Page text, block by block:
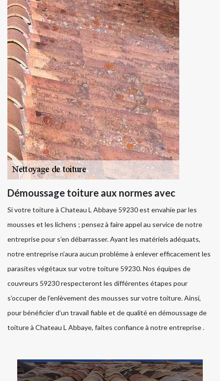
Démoussage toiture aux normes avec
Si votre toiture à Chateau L Abbaye 59230 est envahie par les
mousses et les lichens ; pensez à faire appel au service de notre
entreprise pour s’en débarrasser. Ayant les matériels adéquats,
notre entreprise n’aura aucun problème à enlever efficacement les
parasites végétaux sur votre toiture 59230. Nos équipes de
couvreurs 59230 respecteront les différentes étapes pour
s’occuper de l’enlèvement des mousses sur votre toiture. Ainsi,
pour bénéficier d’un travail fiable et de qualité en démoussage de
toiture à Chateau L Abbaye, faites confiance à notre entreprise .